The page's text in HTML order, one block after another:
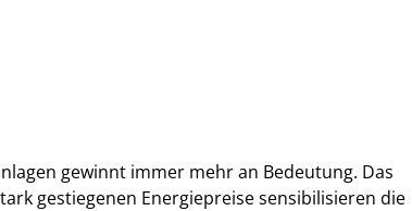
gewinnt immer mehr an Bedeutung. Das
gestiegenen Energiepreise sensibilisieren die